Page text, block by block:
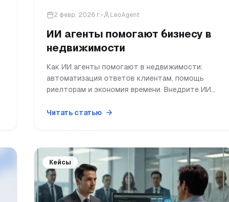
2 февр. 2026 г. LeoAgent
ИИ агенты помогают бизнесу в
недвижимости
Как ИИ агенты помогают в недвижимости:
автоматизация ответов клиентам, помощь
риелторам и экономия времени. Внедрите ИИ
Читать статью
Кейсы